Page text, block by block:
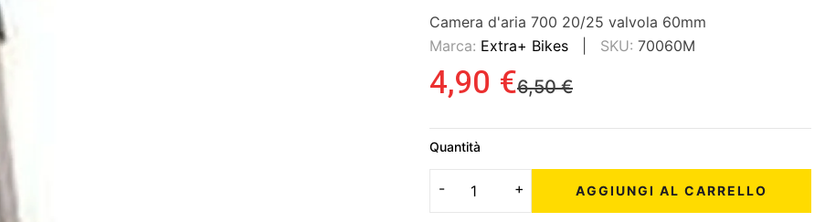
Camera d'aria 700 20/25 valvola 60mm
Marca: Extra+ Bikes SKU: 70060M
6,50 €
4,90 €
Quantità
AGGIUNGI AL CARRELLO